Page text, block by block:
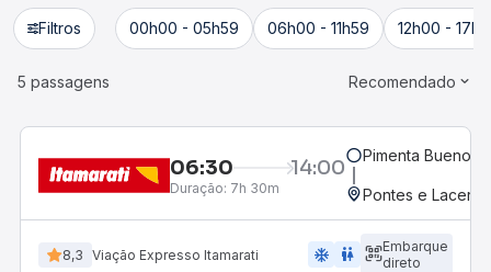
Filtros 00h00 - 05h59 06h00 - 11h59 12h00 -
5 passagens Recomendado
06:30 14:00
Duração: 7h 30m
Pimenta Bueno,
Pontes e
8,3 Viação Expresso Itamarati ac_unit wc
Embarque
direto